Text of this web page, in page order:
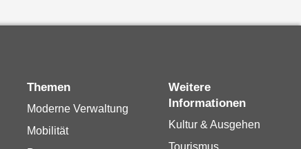
Themen
Moderne Verwaltung
Mobilität
Weitere
Informationen
Kultur & Ausgehen
Tourismus